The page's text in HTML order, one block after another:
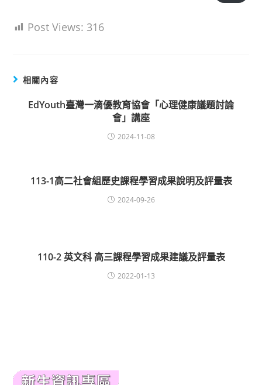
Post Views: 316
相關內容
EdYouth臺灣一滴優教育協會「心理健康議題討論
會」講座
2024-11-08
113-1高二社會組歷史課程學習成果說明及評量表
2024-09-26
110-2 英文科 高三課程學習成果建議及評量表
2022-01-13